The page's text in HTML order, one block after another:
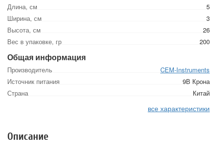
Длина, см
5
Ширина, см
3
Высота, см
26
Вес в упаковке, гр
200
Общая информация
Производитель
CEM-Instruments
Источник питания
9В Крона
Страна
Китай
все характеристики
Описание